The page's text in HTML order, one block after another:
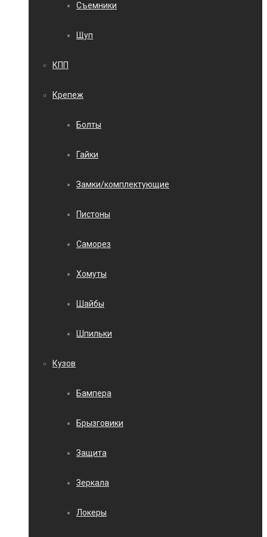
Съемники
Щуп
КПП
Крепеж
Болты
Гайки
Замки/комплектующие
Пистоны
Саморез
Хомуты
Шайбы
Шпильки
Кузов
Бампера
Брызговики
Защита
Зеркала
Локеры